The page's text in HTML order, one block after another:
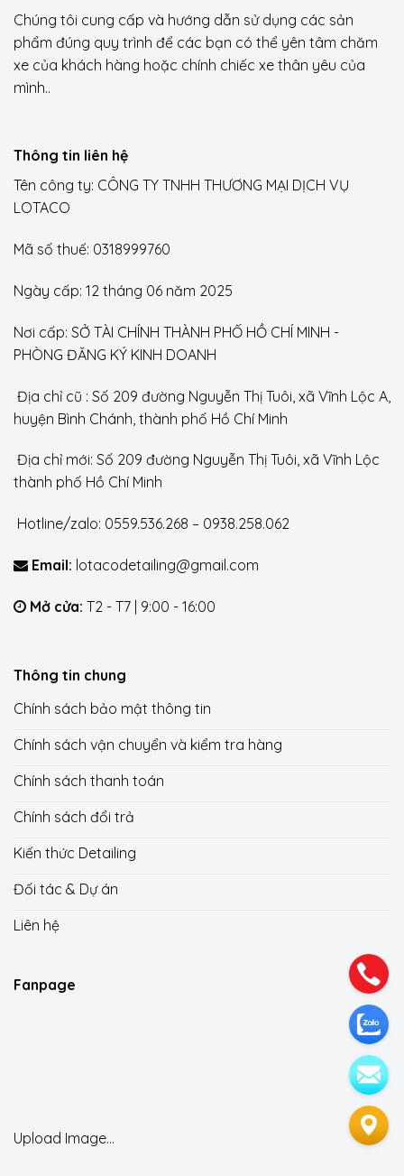
Chúng tôi cung cấp và hướng dẫn sử dụng các sản
phẩm đúng quy trình để các bạn có thể yên tâm chăm
xe của khách hàng hoặc chính chiếc xe thân yêu của
mình..
Thông tin liên hệ
Tên công ty: CÔNG TY TNHH THƯƠNG MẠI DỊCH VỤ
LOTACO
Mã số thuế: 0318999760
Ngày cấp: 12 tháng 06 năm 2025
Nơi cấp: SỞ TÀI CHÍNH THÀNH PHỐ HỒ CHÍ MINH -
PHÒNG ĐĂNG KÝ KINH DOANH
Địa chỉ cũ : Số 209 đường Nguyễn Thị Tuôi, xã Vĩnh Lộc A,
huyện Bình Chánh, thành phố Hồ Chí Minh
Địa chỉ mới: Số 209 đường Nguyễn Thị Tuôi, xã Vĩnh Lộc
thành phố Hồ Chí Minh
Hotline/zalo: 0559.536.268 – 0938.258.062
Email: lotacodetailing@gmail.com
Mở cửa: T2 - T7 | 9:00 - 16:00
Thông tin chung
Chính sách bảo mật thông tin
Chính sách vận chuyển và kiểm tra hàng
Chính sách thanh toán
Chính sách đổi trả
Kiến thức Detailing
Đối tác & Dự án
Liên hệ
Fanpage
Upload Image...